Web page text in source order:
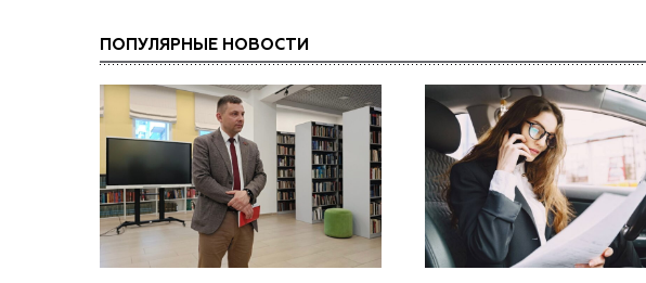
ПОПУЛЯРНЫЕ НОВОСТИ